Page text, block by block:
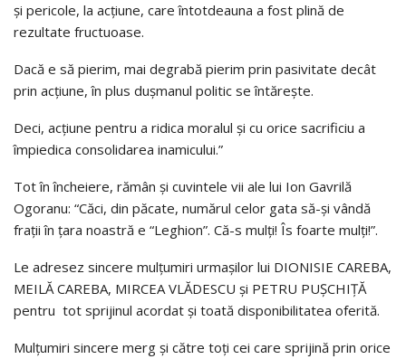
și pericole, la acțiune, care întotdeauna a fost plină de
rezultate fructuoase.
Dacă e să pierim, mai degrabă pierim prin pasivitate decât
prin acțiune, în plus dușmanul politic se întărește.
Deci, acțiune pentru a ridica moralul și cu orice sacrificiu a
împiedica consolidarea inamicului.”
Tot în încheiere, rămân și cuvintele vii ale lui Ion Gavrilă
Ogoranu: “Căci, din păcate, numărul celor gata să-și vândă
frații în țara noastră e “Leghion”. Că-s mulți! Îs foarte mulți!”.
Le adresez sincere mulțumiri urmașilor lui DIONISIE CAREBA,
MEILĂ CAREBA, MIRCEA VLĂDESCU și PETRU PUȘCHIŢĂ
pentru tot sprijinul acordat și toată disponibilitatea oferită.
Mulțumiri sincere merg și către toți cei care sprijină prin orice